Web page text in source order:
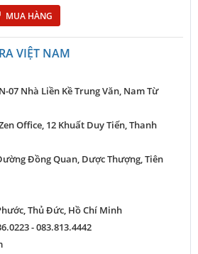
MUA HÀNG
VIỆT NAM
07 Nhà Liền Kề Trung Văn, Nam Từ
Office, 12 Khuất Duy Tiến, Thanh
Đồng Quan, Dược Thượng, Tiên
Thủ Đức, Hồ Chí Minh
- 083.813.4442